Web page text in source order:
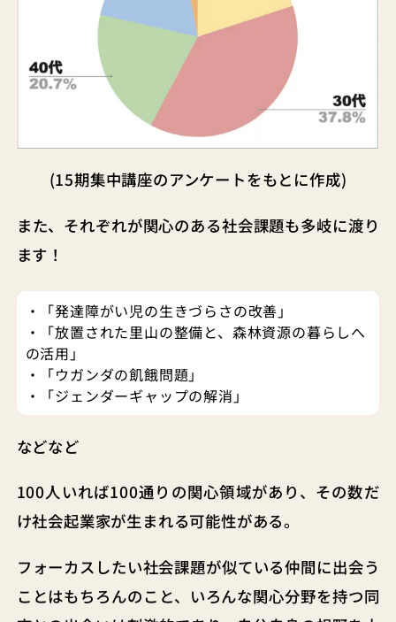
(15期集中講座のアンケートをもとに作成)
また、それぞれが関心のある社会課題も多岐に渡り
ます！
・「発達障がい児の生きづらさの改善」
・「放置された里山の整備と、森林資源の暮らしへ
の活用」
・「ウガンダの飢餓問題」
・「ジェンダーギャップの解消」
などなど
100人いれば100通りの関心領域があり、その数だ
け社会起業家が生まれる可能性がある。
フォーカスしたい社会課題が似ている仲間に出会う
ことはもちろんのこと、いろんな関心分野を持つ同